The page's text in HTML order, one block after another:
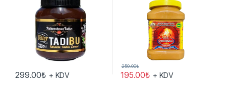
299.00₺ + KDV 195.00₺
250.00₺
+ KDV